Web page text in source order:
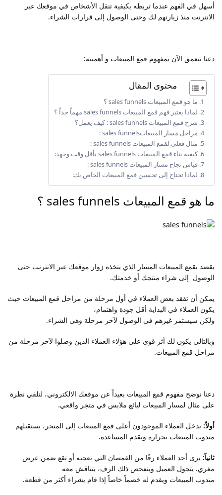
أسهل في الفهم عندما تربطه بكيفية تنقل الأشخاص في موقعك عبر
الانترنت منذ زيارتهم لك وحتى الوصول إلى قرارات الشراء.
دعنا نتعمق الآن بمفهوم قمع المبيعات و أهميته:
محتوى المقال
ما هو قمع المبيعات sales funnels ؟
لماذا يعتبر فهم قمع المبيعات sales funnels مهماً جداً ؟
شرح قمع المبيعات sales funnels : كيف يعمل؟
مراحل مسار المبيعاتsales funnels :
مثال فعلي لقمع المبيعات sales funnels :
كيفية بناء قمع المبيعات sales funnels بأقل وقت وجهد:
قياس نجاح مسار المبيعات sales funnels :
لماذا تحتاج إلى تحسين قمع المبيعات الخاص بك:
ما هو قمع المبيعات sales funnels ؟
يقصد بقمع المبيعات المسار الذي يتخذه زوار موقعك عبر الانترنت حتى
الوصول إلى شراء منتجك أو خدمتك.
يمكن أن تفقد بعض العملاء في أول مرحلة من مراحل قمع المبيعات حيث
يكون العملاء في البداية أقل جودة واهتمام،
ولكن سيستمر غيرهم في الوصول لآخر مرحلة وهي الشراء.
وبالتالي يكون لك أثر قوي على هؤلاء العملاء الذين وصلوا لآخر مرحلة من
مراحل قمع المبيعات.
دعنا نوضح مفهوم قمع المبيعات بعيداً عن موقعك الالكتروني، لنلقي نظرة
على مثال لمسار المبيعات لبائع ملابس في متجر واقعي.
أولاً: يدخل العملاء الموجودون أعلى قمع المبيعات إلى المتجر، يستقبلهم
مندوب المبيعات بحرارة ويقدم المساعدة.
ثانياً: يرى أحد العملاء رفًا من القمصان التي تعجبه أو تقع ضمن عرض
مغري. يتجول العميل ويتفحص ذلك الرف، يتناقش معه
مندوب المبيعات ويقدم له خصماً خاصاً إذا قام بشراء أكثر من قطعة.